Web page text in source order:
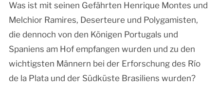
Was ist mit seinen Gefährten Henrique Montes und
Melchior Ramires, Deserteure und Polygamisten,
die dennoch von den Königen Portugals und
Spaniens am Hof empfangen wurden und zu den
wichtigsten Männern bei der Erforschung des Río
de la Plata und der Südküste Brasiliens wurden?